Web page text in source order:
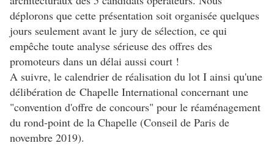
déplorons que cette présentation soit organisée quelques
jours seulement avant le jury de sélection, ce qui
empêche toute analyse sérieuse des offres des
promoteurs dans un délai aussi court !
A suivre, le calendrier de réalisation du lot I ainsi qu'une
délibération de Chapelle International concernant une
"convention d'offre de concours" pour le réaménagement
du rond-point de la Chapelle (Conseil de Paris de
novembre 2019).